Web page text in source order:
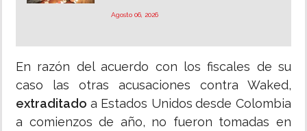
Agosto 06, 2026
En razón del acuerdo con los fiscales de su
caso las otras acusaciones contra Waked,
extraditado a Estados Unidos desde Colombia
a comienzos de año, no fueron tomadas en